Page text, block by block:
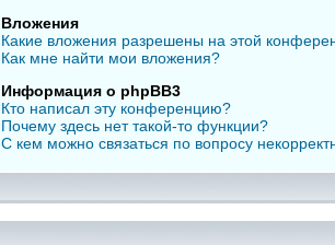
Вложения
Какие вложения разрешены на этой
Как мне найти мои вложения?
Информация о phpBB3
Кто написал эту конференцию?
Почему здесь нет такой-то функции?
С кем можно связаться по вопросу